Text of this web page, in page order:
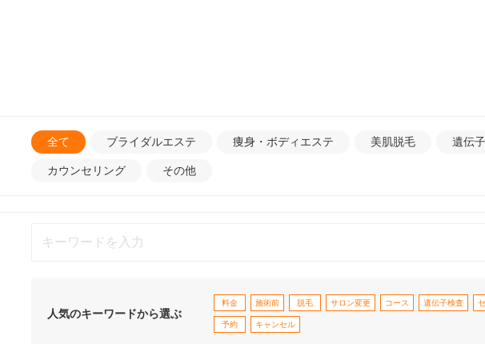
全て ブライダルエステ 痩身・ボディエステ 美肌脱毛 遺伝
カウンセリング その他
人気のキーワードから選ぶ
料金 施術前 脱毛 サロン変更 コース 遺伝子検査
予約 キャンセル